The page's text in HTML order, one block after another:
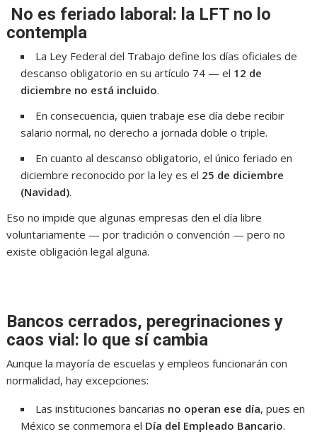
No es feriado laboral: la LFT no lo
contempla
La Ley Federal del Trabajo define los días oficiales de
descanso obligatorio en su artículo 74 — el 12 de
diciembre no está incluido.
En consecuencia, quien trabaje ese día debe recibir
salario normal, no derecho a jornada doble o triple.
En cuanto al descanso obligatorio, el único feriado en
diciembre reconocido por la ley es el 25 de diciembre
(Navidad).
Eso no impide que algunas empresas den el día libre
voluntariamente — por tradición o convención — pero no
existe obligación legal alguna.
Bancos cerrados, peregrinaciones y
caos vial: lo que sí cambia
Aunque la mayoría de escuelas y empleos funcionarán con
normalidad, hay excepciones:
Las instituciones bancarias no operan ese día, pues en
México se conmemora el Día del Empleado Bancario.